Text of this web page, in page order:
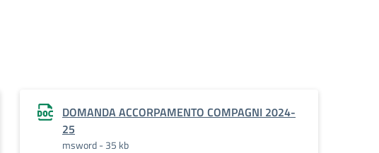
DOMANDA ACCORPAMENTO COMPAGNI 2024-
25
msword - 35 kb